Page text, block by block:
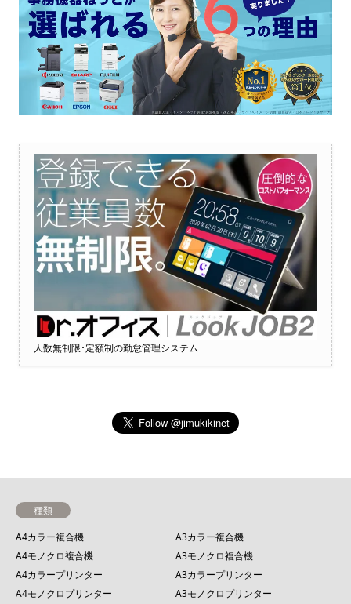
人数無制限･定額制の勤怠管理システム
種類
A4カラー複合機
A3カラー複合機
A4モノクロ複合機
A3モノクロ複合機
A4カラープリンター
A3カラープリンター
A4モノクロプリンター
A3モノクロプリンター